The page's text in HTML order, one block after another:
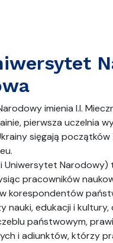
imienia I.I.
pierwsza uczelnia
sięgają początków
Uniwersytet
pracowników
korespondentów
nauki, edukacji i
państwowym,
i adiunktów, którzy